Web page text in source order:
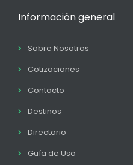
Información general
Sobre Nosotros
Cotizaciones
Contacto
Destinos
Directorio
Guía de Uso